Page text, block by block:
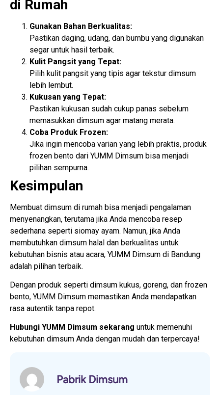
di Rumah
Gunakan Bahan Berkualitas:
Pastikan daging, udang, dan bumbu yang digunakan
segar untuk hasil terbaik.
Kulit Pangsit yang Tepat:
Pilih kulit pangsit yang tipis agar tekstur dimsum
lebih lembut.
Kukusan yang Tepat:
Pastikan kukusan sudah cukup panas sebelum
memasukkan dimsum agar matang merata.
Coba Produk Frozen:
Jika ingin mencoba varian yang lebih praktis, produk
frozen bento dari YUMM Dimsum bisa menjadi
pilihan sempurna.
Kesimpulan
Membuat dimsum di rumah bisa menjadi pengalaman
menyenangkan, terutama jika Anda mencoba resep
sederhana seperti siomay ayam. Namun, jika Anda
membutuhkan dimsum halal dan berkualitas untuk
kebutuhan bisnis atau acara, YUMM Dimsum di Bandung
adalah pilihan terbaik.
Dengan produk seperti dimsum kukus, goreng, dan frozen
bento, YUMM Dimsum memastikan Anda mendapatkan
rasa autentik tanpa repot.
Hubungi YUMM Dimsum sekarang untuk memenuhi
kebutuhan dimsum Anda dengan mudah dan terpercaya!
Pabrik Dimsum